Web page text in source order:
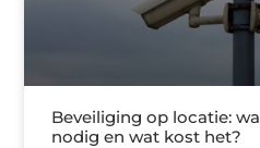
Beveiliging op locatie:
nodig en wat kost het?